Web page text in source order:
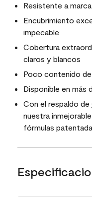
Resistente a
Encubrimiento
impecable
Cobertura
claros y blancos
Poco contenido
Disponible en más
Con el respaldo de
nuestra
fórmulas